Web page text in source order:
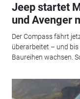
Jeep startet
und Avenger
Der Compass fährt
überarbeitet – und
Baureihen wachsen.